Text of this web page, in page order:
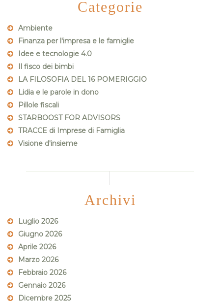
Categorie
Ambiente
Finanza per l'impresa e le famiglie
Idee e tecnologie 4.0
Il fisco dei bimbi
LA FILOSOFIA DEL 16 POMERIGGIO
Lidia e le parole in dono
Pillole fiscali
STARBOOST FOR ADVISORS
TRACCE di Imprese di Famiglia
Visione d'insieme
Archivi
Luglio 2026
Giugno 2026
Aprile 2026
Marzo 2026
Febbraio 2026
Gennaio 2026
Dicembre 2025